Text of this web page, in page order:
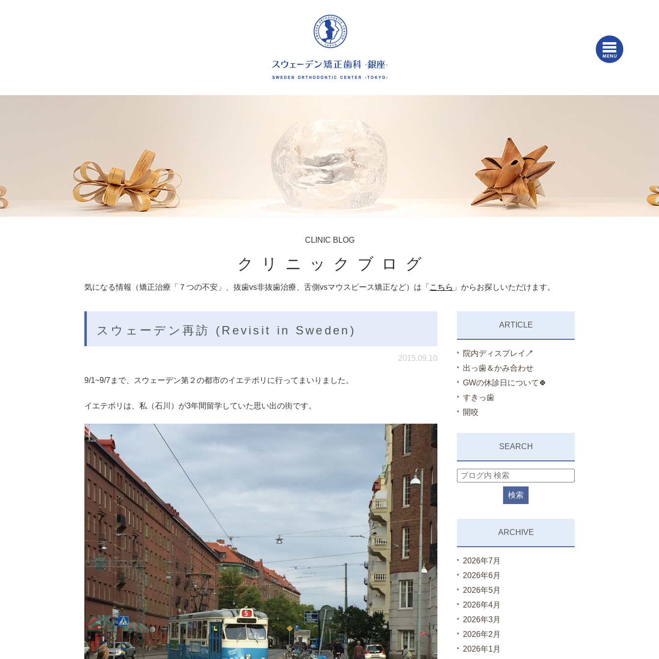
CLINIC BLOG
クリニックブログ
気になる情報（矯正治療「７つの不安」、抜歯vs非抜歯治療、舌側vsマウスピース矯正など）は「 こちら 」からお探しいただけます。
スウェーデン再訪 (Revisit in Sweden)
2015.09.10
9/1~9/7まで、スウェーデン第２の都市のイエテボリに行ってまいりました。
イエテボリは、私（石川）が3年間留学していた思い出の街です。
ARTICLE
院内ディスプレイ🪥
出っ歯＆かみ合わせ
GWの休診日について🍀
すきっ歯
開咬
SEARCH
ARCHIVE
2026年7月
2026年6月
2026年5月
2026年4月
2026年3月
2026年2月
2026年1月